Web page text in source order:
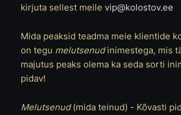
kirjuta sellest meile vip@kolostov.ee
Mida peaksid teadma meie klientide
on tegu melutsenudinimestega, mis
majutus peaks olema ka seda sorti
pidav!
Melutsenud(mida teinud) - Kõvasti